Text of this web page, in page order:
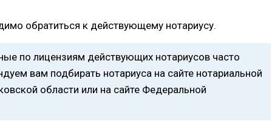
обратиться к действующему нотариусу.
по лицензиям действующих нотариусов часто
вам подбирать нотариуса на сайте нотариальной
области или на сайте Федеральной